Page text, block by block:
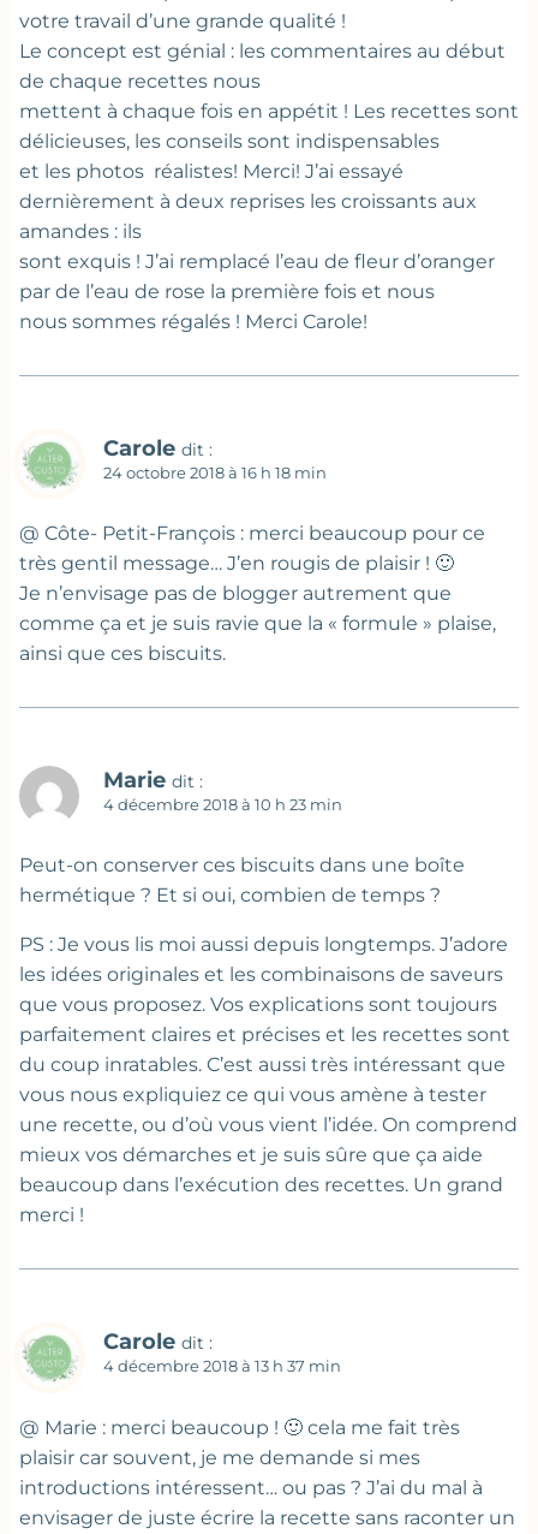
votre travail d’une grande qualité !
Le concept est génial : les commentaires au début
de chaque recettes nous
mettent à chaque fois en appétit ! Les recettes sont
délicieuses, les conseils sont indispensables
et les photos réalistes! Merci! J’ai essayé
dernièrement à deux reprises les croissants aux
amandes : ils
sont exquis ! J’ai remplacé l’eau de fleur d’oranger
par de l’eau de rose la première fois et nous
nous sommes régalés ! Merci Carole!
Carole dit :
24 octobre 2018 à 16 h 18 min
@ Côte- Petit-François : merci beaucoup pour ce
très gentil message… J’en rougis de plaisir ! 🙂
Je n’envisage pas de blogger autrement que
comme ça et je suis ravie que la « formule » plaise,
ainsi que ces biscuits.
Marie dit :
4 décembre 2018 à 10 h 23 min
Peut-on conserver ces biscuits dans une boîte
hermétique ? Et si oui, combien de temps ?
PS : Je vous lis moi aussi depuis longtemps. J’adore
les idées originales et les combinaisons de saveurs
que vous proposez. Vos explications sont toujours
parfaitement claires et précises et les recettes sont
du coup inratables. C’est aussi très intéressant que
vous nous expliquiez ce qui vous amène à tester
une recette, ou d’où vous vient l’idée. On comprend
mieux vos démarches et je suis sûre que ça aide
beaucoup dans l’exécution des recettes. Un grand
merci !
Carole dit :
4 décembre 2018 à 13 h 37 min
@ Marie : merci beaucoup ! 🙂 cela me fait très
plaisir car souvent, je me demande si mes
introductions intéressent… ou pas ? J’ai du mal à
envisager de juste écrire la recette sans raconter un